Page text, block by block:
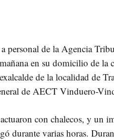
personal de la Agencia
en su domicilio de la
de la localidad de
de AECT Vinduero-
con chalecos, y un
durante varias horas.